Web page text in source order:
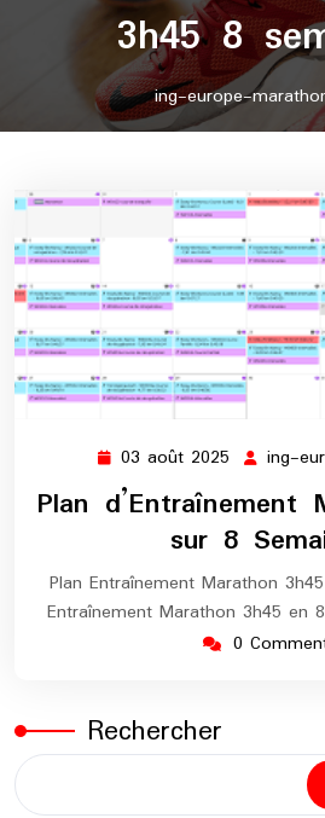
3h45 8
ing-europe-
03 août 2025 03
2025
ing-
Plan d’Entraînement
sur 8
Plan Entraînement Marathon
Entraînement Marathon 3h45 en
0
Rechercher